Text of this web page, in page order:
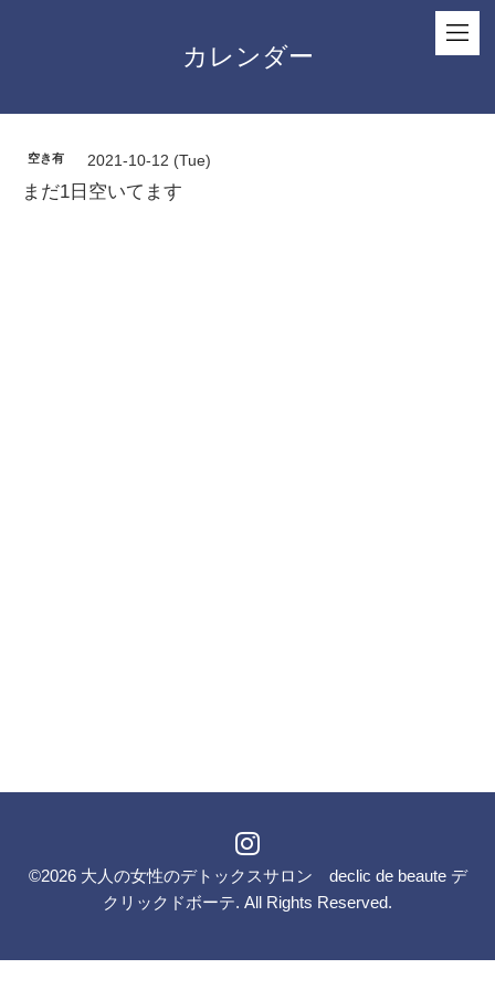
カレンダー
空き有 2021-10-12 (Tue)
まだ1日空いてます
©2026 大人の女性のデトックスサロン declic de beaute デ
クリックドボーテ. All Rights Reserved.